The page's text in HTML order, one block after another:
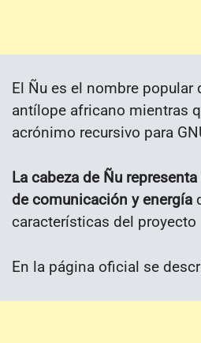
El Ñu es el nombre popular
antílope africano mientras
acrónimo recursivo para
La cabeza de Ñu
de comunicación y energía
características del proyecto
En la página oficial se